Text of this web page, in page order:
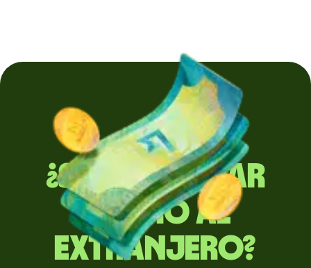
¿Sueles enviar
dinero al
extranjero?